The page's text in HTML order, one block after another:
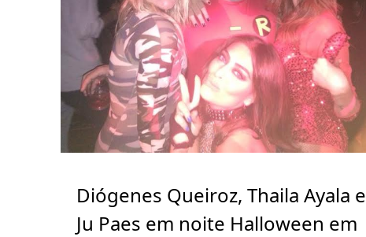
Diógenes Queiroz, Thaila Ayala e
Ju Paes em noite Halloween em